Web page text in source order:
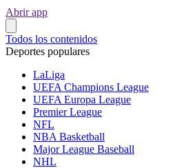
Abrir app
Todos los contenidos
Deportes populares
LaLiga
UEFA Champions League
UEFA Europa League
Premier League
NFL
NBA Basketball
Major League Baseball
NHL